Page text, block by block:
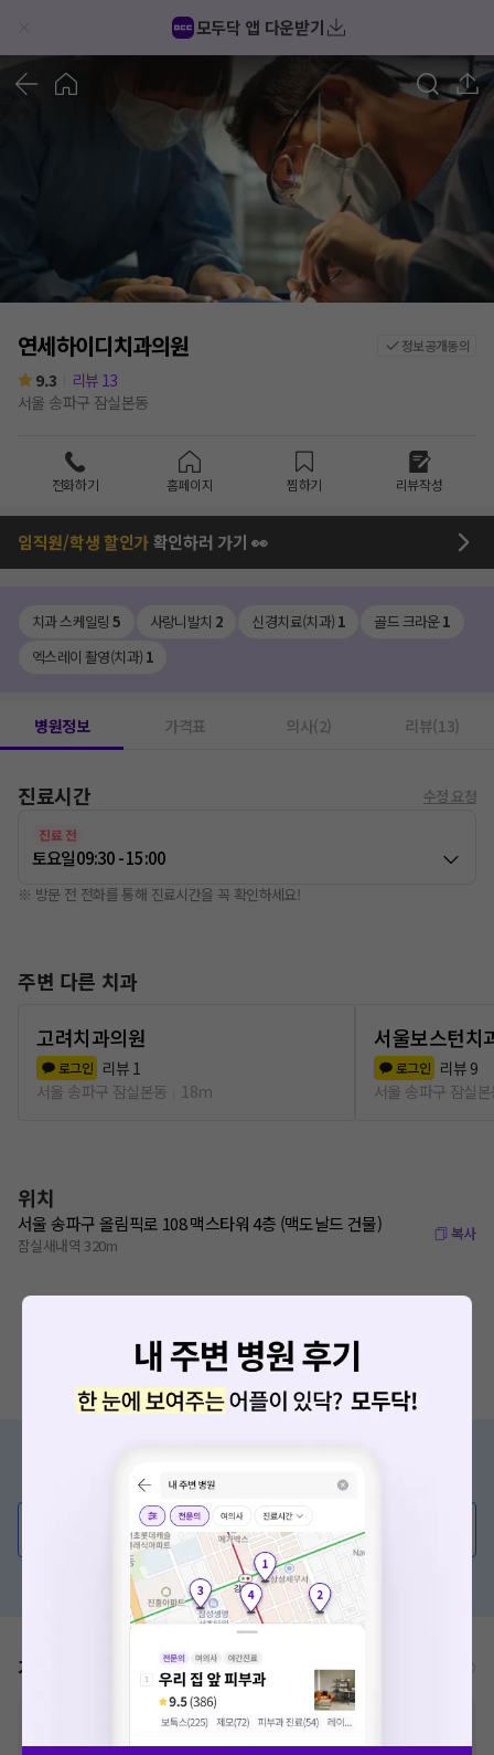
모두닥 앱 다운받기
1/1
연세하이디치과의원 정보공개동의
9.3 리뷰 13
서울 송파구 잠실본동
전화하기 홈페이지 찜하기 리뷰작성
임직원/학생 할인가확인하러 가기 👀
치과 스케일링 5 사랑니발치 2 신경치료(치과) 1 골드 크라운1
엑스레이 촬영(치과) 1
병원정보 가격표 의사(2) 리뷰(13)
진료시간 수정 요청
진료 전
토요일09:30 - 15:00
※ 방문 전 전화를 통해 진료시간을 꼭 확인하세요!
주변 다른 치과
고려치과의원
로그인 리뷰 1
서울 송파구 잠실본동
18m
서울보스턴치
로그인 리뷰 9
서울 송파구 잠실
위치
서울 송파구 올림픽로 108 맥스타워 4층 (맥도날드 건물)
잠실새내역 320m
복사
의사가 직접 답해드려요!
💬 무엇이든 물어보세요
혹은, 의료상담 서비스에 다양한 게시글 보러가기
가격표 비급여/급여 진료란?
추가비용 등으로 실제 가격과 상이할 수 있으니, 정확
한 가격은 해당 의료기관에 직접 문의해주세요.
요청하신 작업을 처리하지 못했습니다.
네트워크 또는 서버의 일시적인 오류로, 잠시 후 다시 시도해주
세요. 지속적으로 문제가 발생할 경우 모두닥 채널톡으로 문의